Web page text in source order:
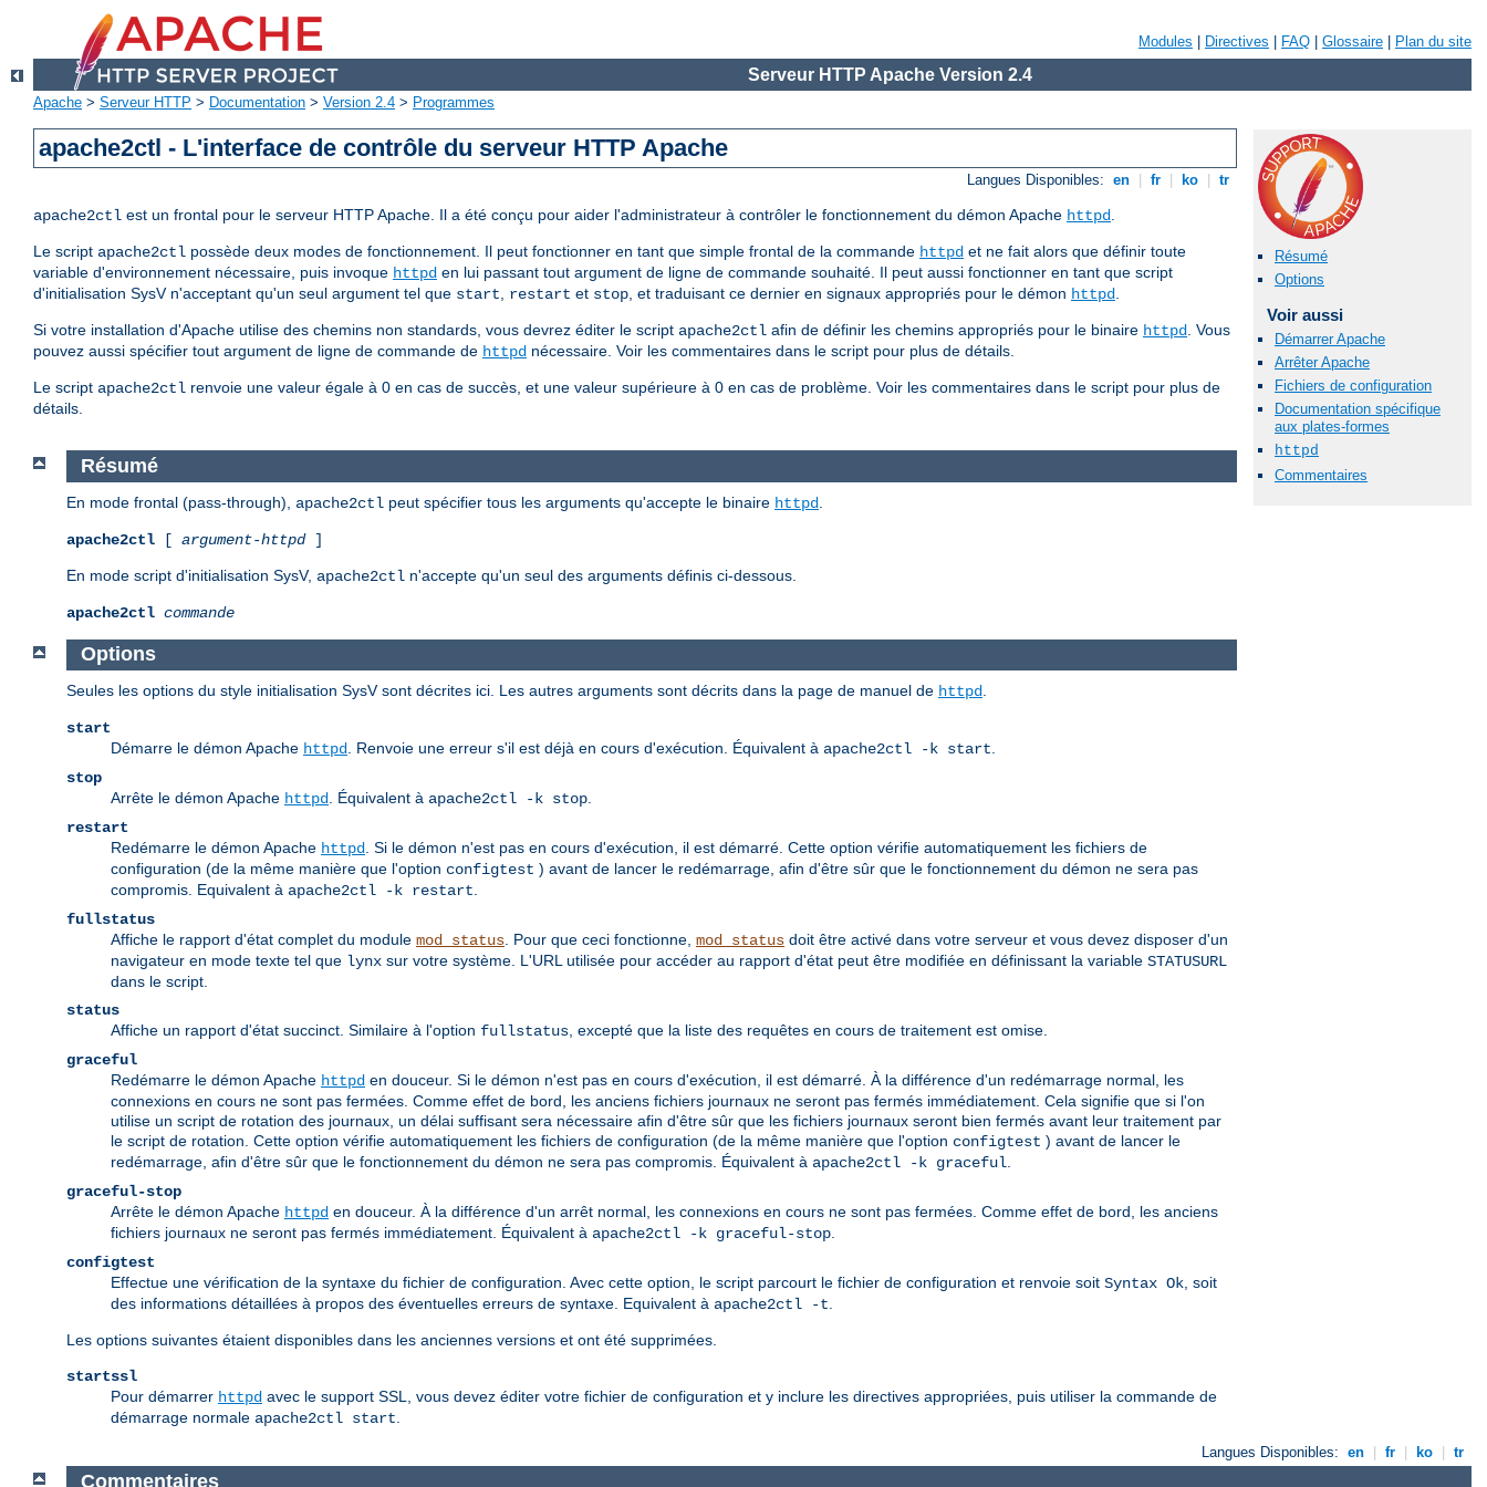
Modules Directives FAQ Glossaire Plan du site
Serveur HTTP Apache Version 2.4
Apache > Serveur HTTP > Documentation > Version 2.4 > Programmes
apache2ctl - L'interface de contrôle du serveur HTTP Apache
Langues Disponibles: en fr ko tr
apache2ctl est un frontal pour le serveur HTTP Apache. Il a été conçu pour aider l'administrateur à contrôler le fonctionnement du démon Apache httpd.
Le script apache2ctl possède deux modes de fonctionnement. Il peut fonctionner en tant que simple frontal de la commande httpd et ne fait alors que définir toute
variable d'environnement nécessaire, puis invoque httpd en lui passant tout argument de ligne de commande souhaité. Il peut aussi fonctionner en tant que script
d'initialisation SysV n'acceptant qu'un seul argument tel que start, restart et stop, et traduisant ce dernier en signaux appropriés pour le démon httpd.
Si votre installation d'Apache utilise des chemins non standards, vous devrez éditer le script apache2ctl afin de définir les chemins appropriés pour le binaire httpd. Vous
pouvez aussi spécifier tout argument de ligne de commande de httpd nécessaire. Voir les commentaires dans le script pour plus de détails.
Le script apache2ctl renvoie une valeur égale à 0 en cas de succès, et une valeur supérieure à 0 en cas de problème. Voir les commentaires dans le script pour plus de
détails.
Résumé
Options
Voir aussi
Démarrer Apache
Arrêter Apache
Fichiers de configuration
Documentation spécifique
aux plates-formes
httpd
Commentaires
Résumé
En mode frontal (pass-through), apache2ctl peut spécifier tous les arguments qu'accepte le binaire httpd
apache2ctl [ argument-httpd]
En mode script d'initialisation SysV, apache2ctl n'accepte qu'un seul des arguments définis ci-dessous.
apache2ctl commande
Options
Seules les options du style initialisation SysV sont décrites ici. Les autres arguments sont décrits dans la page de manuel de httpd
start
Démarre le démon Apache httpd . Renvoie une erreur s'il est déjà en cours d'exécution. Équivalent à apache2ctl -k start
stop
Arrête le démon Apache httpd . Équivalent à apache2ctl -k stop
restart
Redémarre le démon Apache httpd
. Si le démon n'est pas en cours d'exécution, il est démarré. Cette option vérifie automatiquement les fichiers de
configuration (de la même manière que l'option configtest ) avant de lancer le redémarrage, afin d'être sûr que le fonctionnement du démon ne sera pas
compromis. Equivalent à apache2ctl -k restart
fullstatus
Affiche le rapport d'état complet du module mod_status . Pour que ceci fonctionne, mod_status doit être activé dans votre serveur et vous devez disposer d'un
navigateur en mode texte tel que lynx sur votre système. L'URL utilisée pour accéder au rapport d'état peut être modifiée en définissant la variable STATUSURL
dans le script.
status
Affiche un rapport d'état succinct. Similaire à l'option fullstatus , excepté que la liste des requêtes en cours de traitement est omise.
graceful
Redémarre le démon Apache httpd en douceur. Si le démon n'est pas en cours d'exécution, il est démarré. À la différence d'un redémarrage normal, les
connexions en cours ne sont pas fermées. Comme effet de bord, les anciens fichiers journaux ne seront pas fermés immédiatement. Cela signifie que si l'on
utilise un script de rotation des journaux, un délai suffisant sera nécessaire afin d'être sûr que les fichiers journaux seront bien fermés avant leur traitement par
le script de rotation. Cette option vérifie automatiquement les fichiers de configuration (de la même manière que l'option configtest ) avant de lancer le
redémarrage, afin d'être sûr que le fonctionnement du démon ne sera pas compromis. Équivalent à apache2ctl -k graceful
graceful-stop
Arrête le démon Apache httpd en douceur. À la différence d'un arrêt normal, les connexions en cours ne sont pas fermées. Comme effet de bord, les anciens
fichiers journaux ne seront pas fermés immédiatement. Équivalent à apache2ctl -k graceful-stop
configtest
Effectue une vérification de la syntaxe du fichier de configuration. Avec cette option, le script parcourt le fichier de configuration et renvoie soit Syntax Ok , soit
des informations détaillées à propos des éventuelles erreurs de syntaxe. Equivalent à apache2ctl -t
Les options suivantes étaient disponibles dans les anciennes versions et ont été supprimées.
startssl
Pour démarrer httpd avec le support SSL, vous devez éditer votre fichier de configuration et y inclure les directives appropriées, puis utiliser la commande de
démarrage normale apache2ctl start
Langues Disponibles: en fr ko tr
Commentaires